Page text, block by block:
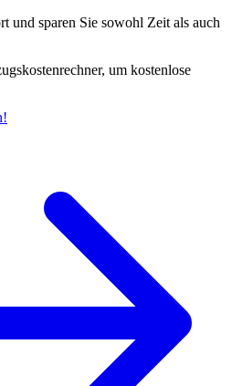
und sparen Sie sowohl Zeit als auch
um kostenlose